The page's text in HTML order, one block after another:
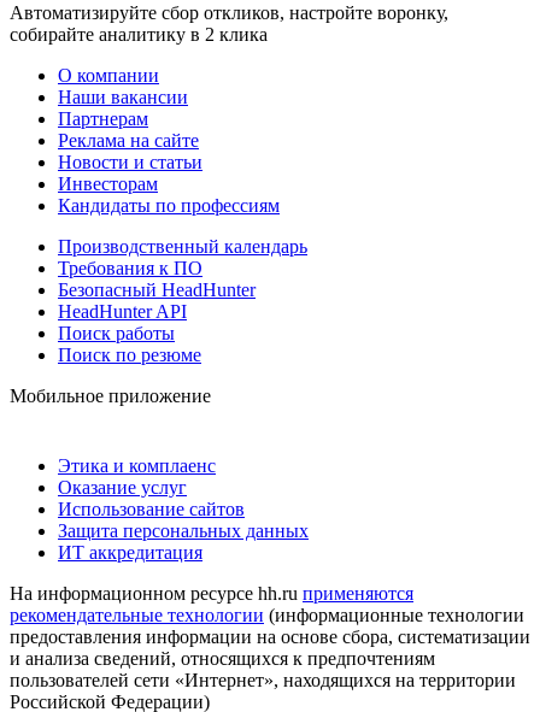
Автоматизируйте сбор откликов, настройте воронку,
собирайте аналитику в 2 клика
О компании
Наши вакансии
Партнерам
Реклама на сайте
Новости и статьи
Инвесторам
Кандидаты по профессиям
Производственный календарь
Требования к ПО
Безопасный HeadHunter
HeadHunter API
Поиск работы
Поиск по резюме
Мобильное приложение
Этика и комплаенс
Оказание услуг
Использование сайтов
Защита персональных данных
ИТ аккредитация
На информационном ресурсе hh.ru применяются
рекомендательные технологии (информационные технологии
предоставления информации на основе сбора, систематизации
и анализа сведений, относящихся к предпочтениям
пользователей сети «Интернет», находящихся на территории
Российской Федерации)